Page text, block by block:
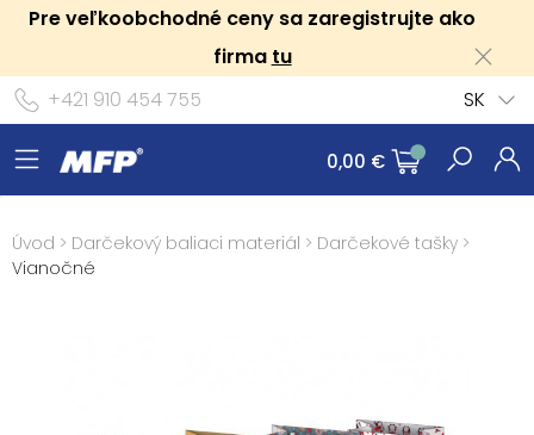
Pre veľkoobchodné ceny sa zaregistrujte ako
firma tu
+421 910 454 755
SK
0,00 €
Úvod > Darčekový baliaci materiál > Darčekové tašky >
Vianočné